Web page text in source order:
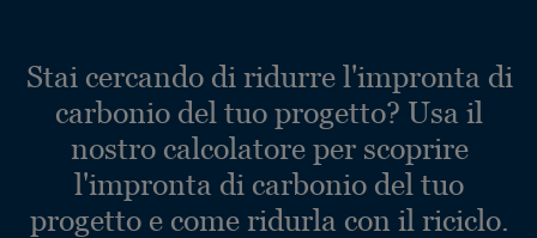
Stai cercando di ridurre l'impronta di
carbonio del tuo progetto? Usa il
nostro calcolatore per scoprire
l'impronta di carbonio del tuo
progetto e come ridurla con il riciclo.